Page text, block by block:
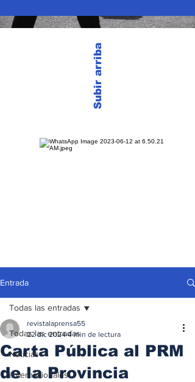
Subir arriba
Entrada
Todas las entradas
Noticias
iInternacionales
Todas las entradas
Carta Pública al PRM
de la Provincia
revistalaprensa55
22 dic 2024 4 min de lectura